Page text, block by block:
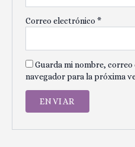
Correo electrónico *
Guarda mi nombre,
navegador para la próxima